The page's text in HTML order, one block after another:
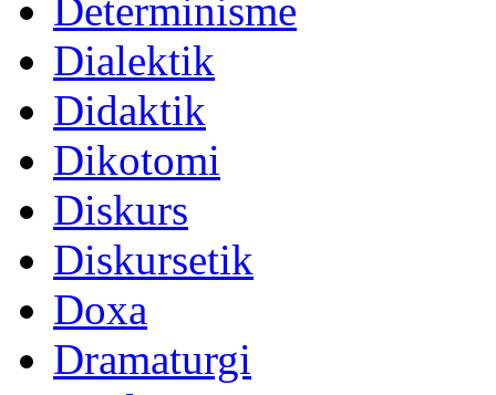
Determinisme
Dialektik
Didaktik
Dikotomi
Diskurs
Diskursetik
Doxa
Dramaturgi